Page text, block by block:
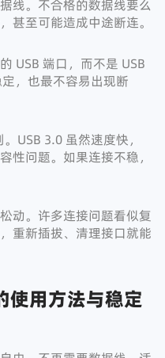
线。不合格的数据线要么
甚至可能造成中途断连。
USB 端口，而不是 USB
，也最不容易出现断
USB 3.0 虽然速度快，
性问题。如果连接不稳，
动。许多连接问题看似复
重新插拔、清理接口就能
使用方法与稳定